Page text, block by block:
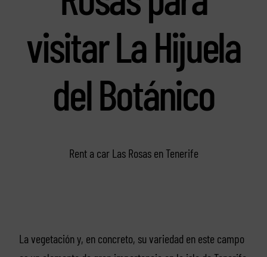
visitar La Hijuela
del Botánico
Rent a car Las Rosas en Tenerife
La vegetación y, en concreto, su variedad en este campo